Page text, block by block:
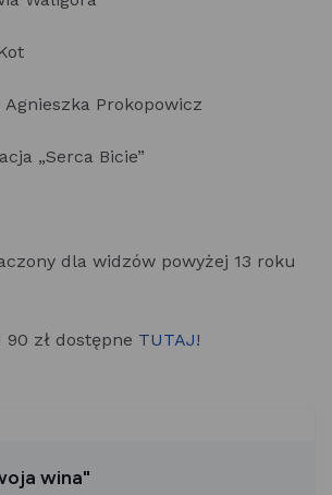
Prokopowicz
„Serca Bicie”
dla widzów powyżej 13 roku
zł dostępne TUTAJ!
wina"